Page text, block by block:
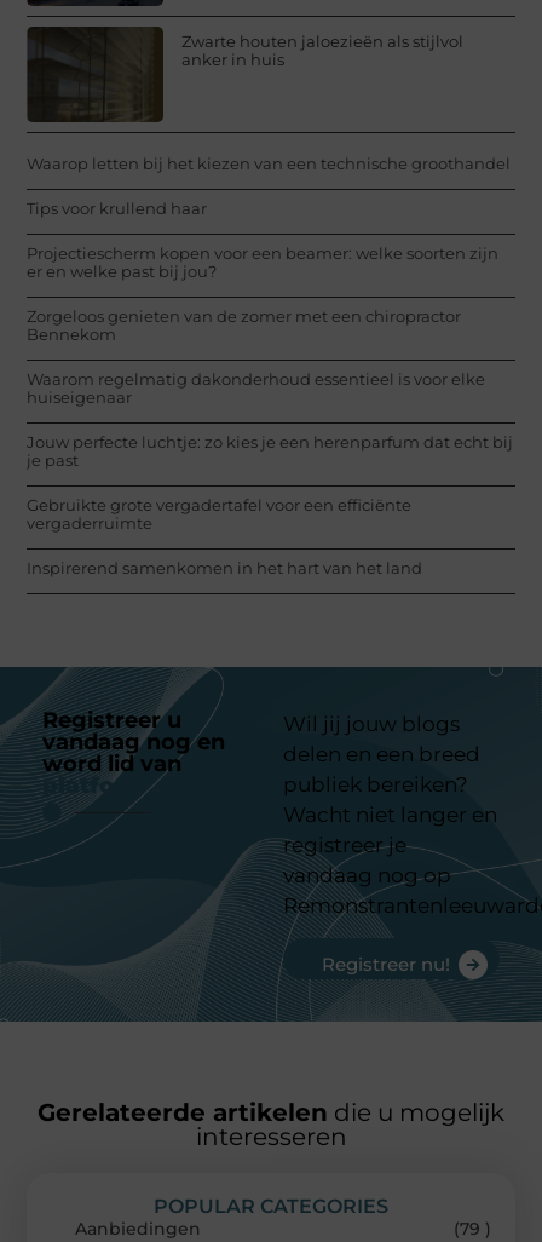
Zwarte houten jaloezieën als stijlvol
anker in huis
Waarop letten bij het kiezen van een technische groothandel
Tips voor krullend haar
Projectiescherm kopen voor een beamer: welke soorten zijn
er en welke past bij jou?
Zorgeloos genieten van de zomer met een chiropractor
Bennekom
Waarom regelmatig dakonderhoud essentieel is voor elke
huiseigenaar
Jouw perfecte luchtje: zo kies je een herenparfum dat echt bij
je past
Gebruikte grote vergadertafel voor een efficiënte
vergaderruimte
Inspirerend samenkomen in het hart van het land
Registreer u
vandaag nog en
word lid van
platform
Wil jij jouw blogs
delen en een breed
publiek bereiken?
Wacht niet langer en
registreer je
vandaag nog op
Registreer nu!
Gerelateerde artikelen die u mogelijk
interesseren
POPULAR CATEGORIES
Aanbiedingen
(79 )